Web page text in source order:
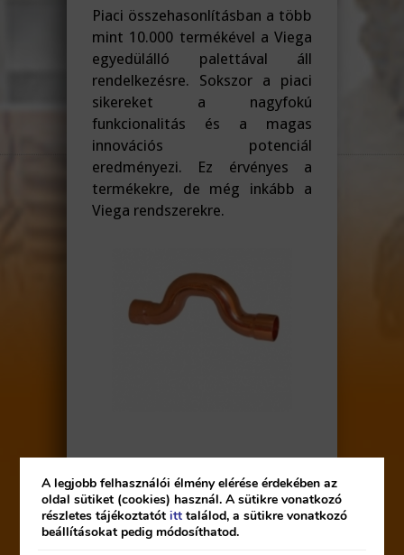
Piaci összehasonlításban a több
mint 10.000 termékével a Viega
egyedülálló palettával áll
rendelkezésre. Sokszor a piaci
sikereket a nagyfokú
funkcionalitás és a magas
innovációs potenciál
eredményezi. Ez érvényes a
termékekre, de még inkább a
Viega rendszerekre.
Ossza meg Ön is
A legjobb felhasználói élmény elérése érdekében az
oldal sütiket (cookies) használ. A sütikre vonatkozó
részletes tájékoztatótitt találod, a sütikre vonatkozó
beállításokat pedig módosíthatod.